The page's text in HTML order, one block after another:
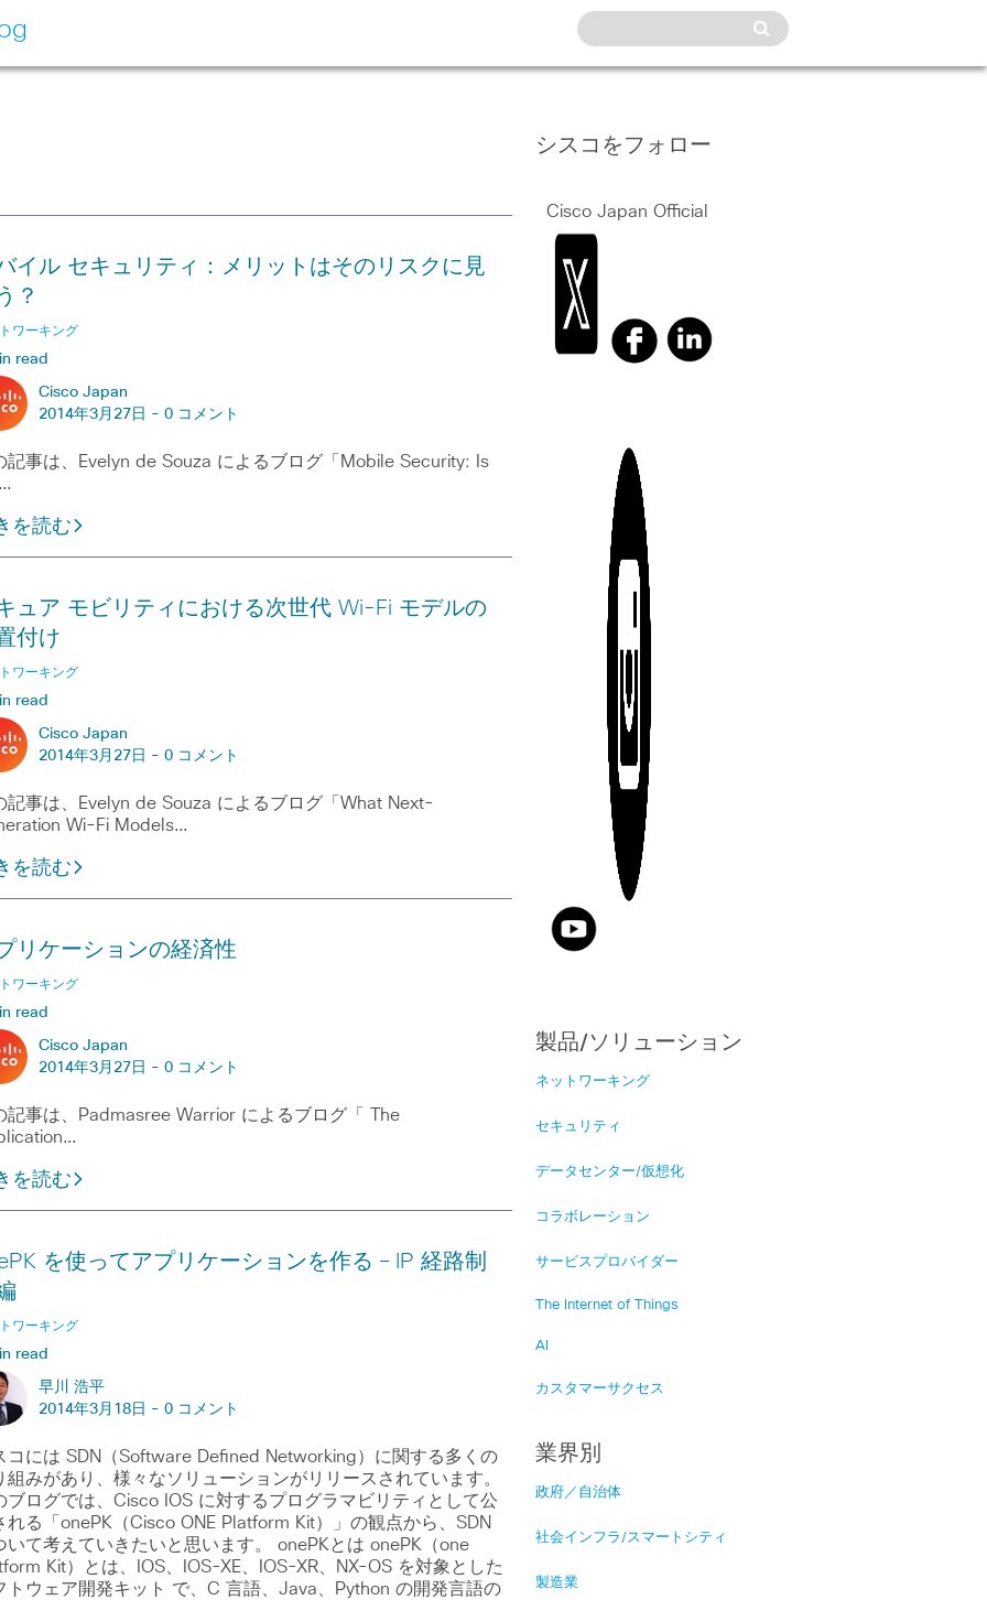
イル セキュリティ：メリットはそのリスクに見
？
ワーキング
read
Cisco Japan
2014年3月27日 - 0 コメント
記事は、Evelyn de Souza によるブログ「Mobile Security: Is
を読む
ュア モビリティにおける次世代 Wi-Fi モデルの
付け
ワーキング
read
Cisco Japan
2014年3月27日 - 0 コメント
記事は、Evelyn de Souza によるブログ「What Next-
Wi-Fi Models…
を読む
リケーションの経済性
ワーキング
read
Cisco Japan
2014年3月27日 - 0 コメント
記事は、Padmasree Warrior によるブログ「 The
を読む
を使ってアプリケーションを作る – IP 経路制
ワーキング
read
早川 浩平
2014年3月18日 - 0 コメント
コには SDN（Software Defined Networking）に関する多くの
組みがあり、様々なソリューションがリリースされています。
ブログでは、Cisco IOS に対するプログラマビリティとして公
れる「onePK（Cisco ONE Platform Kit）」の観点から、SDN
いて考えていきたいと思います。 onePKとは onePK（one
Kit）とは、IOS、IOS-XE、IOS-XR、NX-OS を対象とした
トウェア開発キット で、C 言語、Java、Python の開発言語の
シスコをフォロー
Cisco Japan Official
製品/ソリューション
ネットワーキング
セキュリティ
データセンター/仮想化
コラボレーション
サービスプロバイダー
The Internet of Things
AI
カスタマーサクセス
業界別
政府／自治体
社会インフラ/スマートシティ
製造業